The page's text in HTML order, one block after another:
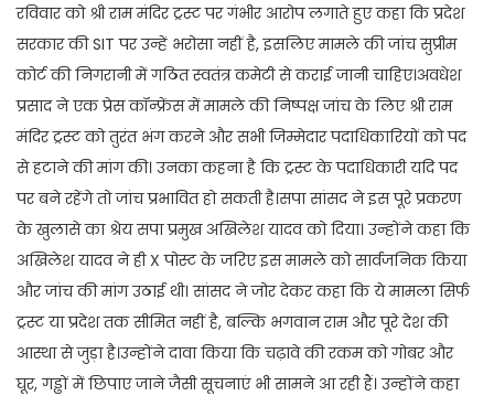
रविवार को श्री राम मंदिर ट्रस्ट पर गंभीर आरोप लगाते हुए कहा कि प्रदेश
सरकार की SIT पर उन्हें भरोसा नहीं है, इसलिए मामले की जांच सुप्रीम
कोर्ट की निगरानी में गठित स्वतंत्र कमेटी से कराई जानी चाहिए।अवधेश
प्रसाद ने एक प्रेस कॉन्फ्रेंस में मामले की निष्पक्ष जांच के लिए श्री राम
मंदिर ट्रस्ट को तुरंत भंग करने और सभी जिम्मेदार पदाधिकारियों को पद
से हटाने की मांग की। उनका कहना है कि ट्रस्ट के पदाधिकारी यदि पद
पर बने रहेंगे तो जांच प्रभावित हो सकती है।सपा सांसद ने इस पूरे प्रकरण
के खुलासे का श्रेय सपा प्रमुख अखिलेश यादव को दिया। उन्होंने कहा कि
अखिलेश यादव ने ही X पोस्ट के जरिए इस मामले को सार्वजनिक किया
और जांच की मांग उठाई थी। सांसद ने जोर देकर कहा कि ये मामला सिर्फ
ट्रस्ट या प्रदेश तक सीमित नहीं है, बल्कि भगवान राम और पूरे देश की
आस्था से जुड़ा है।उन्होंने दावा किया कि चढ़ावे की रकम को गोबर और
घूर, गड्ढों में छिपाए जाने जैसी सूचनाएं भी सामने आ रही हैं। उन्होंने कहा